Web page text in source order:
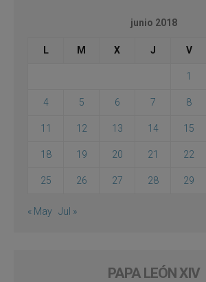
junio 2018
L M X J V
1
4 5 6 7 8
11 12 13 14 15
18 19 20 21 22
25 26 27 28 29
« May Jul »
PAPA LEÓN XIV